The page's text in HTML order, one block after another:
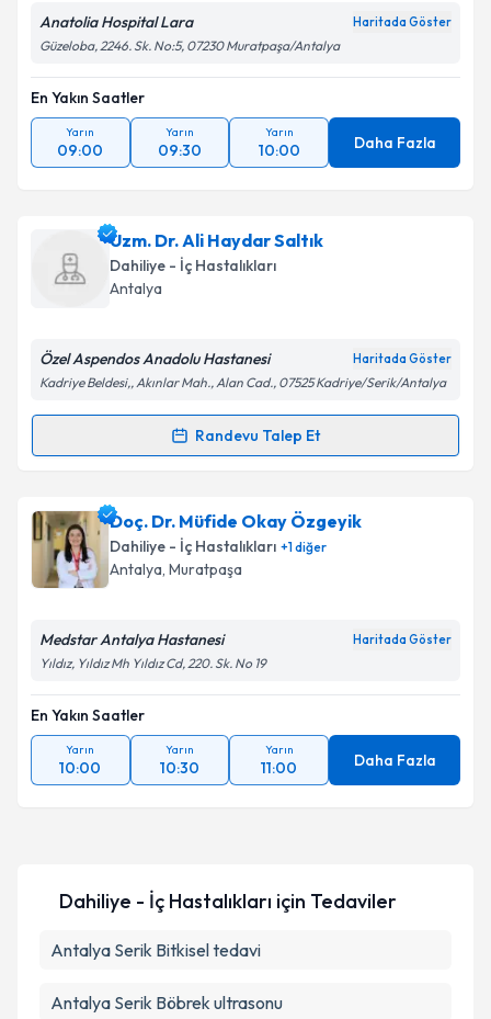
Anatolia Hospital Lara Haritada Göster
Güzeloba, 2246. Sk. No:5, 07230 Muratpaşa/Antalya
En Yakın Saatler
Yarın
09:00
Yarın
09:30
Yarın
10:00 Daha Fazla
Uzm. Dr. Ali Haydar Saltık
Dahiliye - İç Hastalıkları
Antalya
Özel Aspendos Anadolu Hastanesi Haritada Göster
Kadriye Beldesi,, Akınlar Mah., Alan Cad., 07525 Kadriye/Serik/Antalya
Randevu Talep Et
Randevu Takvimi Talebi
Uzm. Dr. Ali Haydar Saltıkiçin randevu takvimi
talebi oluşturun. Size bu uzmandan randevu almanız
için bir takvim hazırlandığında e-posta ile
bilgilendireceğiz.
Kişisel verilerimin işlenmesine ilişkinAydınlatma
'ni okudum ve kişisel verilerimin belirtilen
kapsamda işlenmesini kabul ediyorum.
Doç. Dr. Müfide Okay Özgeyik
Dahiliye - İç Hastalıkları +1diğer
Antalya, Muratpaşa
Medstar Antalya Hastanesi Haritada Göster
Yıldız, Yıldız Mh Yıldız Cd, 220. Sk. No 19
En Yakın Saatler
Yarın
10:00
Yarın
10:30
Yarın
11:00 Daha Fazla
Dahiliye - İç Hastalıkları için Tedaviler
Antalya Serik Bitkisel tedavi
Antalya Serik Böbrek ultrasonu